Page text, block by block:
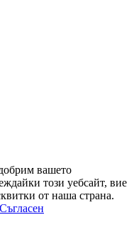
вашето
този уебсайт, вие
от наша страна.
Съгласен